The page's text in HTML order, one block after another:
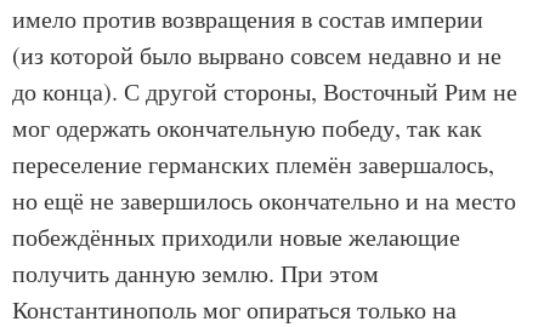
имело против возвращения в состав империи
(из которой было вырвано совсем недавно и не
до конца). С другой стороны, Восточный Рим не
мог одержать окончательную победу, так как
переселение германских племён завершалось,
но ещё не завершилось окончательно и на место
побеждённых приходили новые желающие
получить данную землю. При этом
Константинополь мог опираться только на